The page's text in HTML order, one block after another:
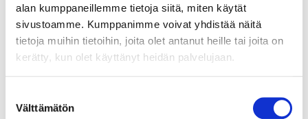
alan kumppaneillemme tietoja siitä, miten käytät
sivustoamme. Kumppanimme voivat yhdistää näitä
tietoja muihin tietoihin, joita olet antanut heille tai joita on
kerätty, kun olet käyttänyt heidän palvelujaan.
Välttämätön
+ Täysasennus (Mini PC)
40,00